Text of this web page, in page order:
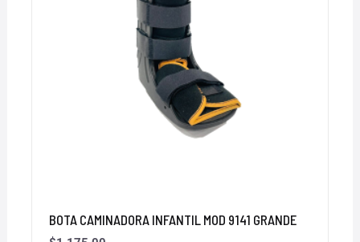
BOTA CAMINADORA INFANTIL MOD 9141 GRANDE